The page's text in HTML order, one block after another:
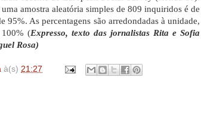
amostra aleatória simples de 809 inquiridos é de
As percentagens são arredondadas à unidade,
100% (Expresso, texto das jornalistas Rita e Sofia
Rosa)
à(s) 21:27